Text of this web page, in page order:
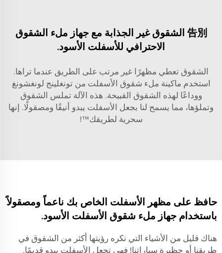
告別 الشقوق غير الجذابة مع جهاز ملء الشقوق
الاحترافي للأسفلت الأسود.
الشقوق تعطي مظهرًا غير مرتب على الطريق عندما تراها.
استخدم ماكينة ملء شقوق الأسفلت من تونغلينج لونغشونغ
ووداعًا لهذه الشقوق القبيحة. هذه الآلة تملس الشقوق
وتملؤها، مما يسمح لنا بجعل الأسفلت يبدو أنيقًا ومصقولًا. إنها
سحرية لطريقك™!
حافظ على مظهر الأسفلت الخاص بك ناعماً ومصقولاً
باستخدام جهاز ملء شقوق الأسفلت الأسود.
هناك قليل من الأشياء التي نكره رؤيتها أكثر من الشقوق في
طريقنا أو حظيرة سياراتنا! فهي تجعل الأسفلت يبدو قديمًا.